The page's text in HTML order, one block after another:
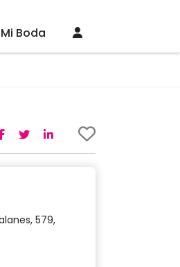
Mi Boda
579,